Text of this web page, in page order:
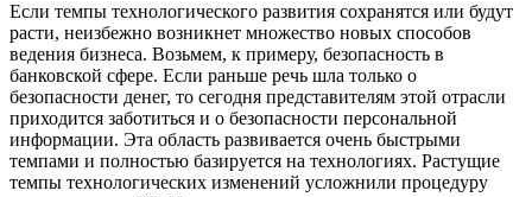
Если темпы технологического развития сохранятся или будут
расти, неизбежно возникнет множество новых способов
ведения бизнеса. Возьмем, к примеру, безопасность в
банковской сфере. Если раньше речь шла только о
безопасности денег, то сегодня представителям этой отрасли
приходится заботиться и о безопасности персональной
информации. Эта область развивается очень быстрыми
темпами и полностью базируется на технологиях. Растущие
темпы технологических изменений усложнили процедуру